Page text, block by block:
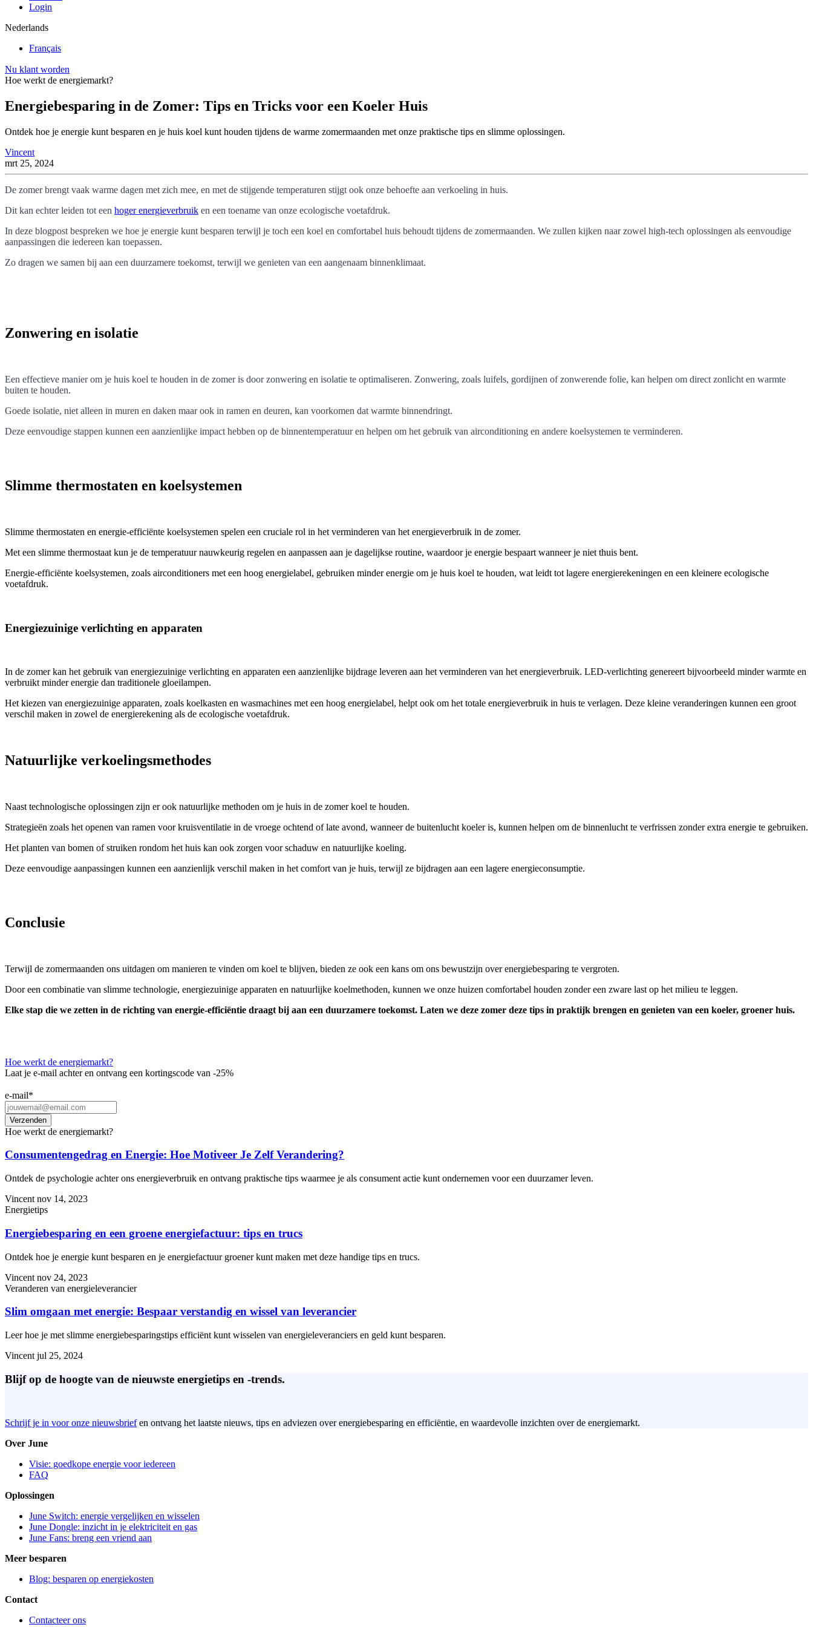
Login
Nederlands
Français
Nu klant worden
Hoe werkt de energiemarkt?
Energiebesparing in de Zomer: Tips en Tricks voor een Koeler Huis
Ontdek hoe je energie kunt besparen en je huis koel kunt houden tijdens de warme zomermaanden met onze praktische tips en slimme oplossingen.
Vincent
mrt 25, 2024
De zomer brengt vaak warme dagen met zich mee, en met de stijgende temperaturen stijgt ook onze behoefte aan verkoeling in huis.
Dit kan echter leiden tot een hoger energieverbruik en een toename van onze ecologische voetafdruk.
In deze blogpost bespreken we hoe je energie kunt besparen terwijl je toch een koel en comfortabel huis behoudt tijdens de zomermaanden. We zullen kijken naar zowel high-tech oplossingen als eenvoudige
aanpassingen die iedereen kan toepassen.
Zo dragen we samen bij aan een duurzamere toekomst, terwijl we genieten van een aangenaam binnenklimaat.
Zonwering en isolatie
Een effectieve manier om je huis koel te houden in de zomer is door zonwering en isolatie te optimaliseren. Zonwering, zoals luifels, gordijnen of zonwerende folie, kan helpen om direct zonlicht en warmte
buiten te houden.
Goede isolatie, niet alleen in muren en daken maar ook in ramen en deuren, kan voorkomen dat warmte binnendringt.
Deze eenvoudige stappen kunnen een aanzienlijke impact hebben op de binnentemperatuur en helpen om het gebruik van airconditioning en andere koelsystemen te verminderen.
Slimme thermostaten en koelsystemen
Slimme thermostaten en energie-efficiënte koelsystemen spelen een cruciale rol in het verminderen van het energieverbruik in de zomer.
Met een slimme thermostaat kun je de temperatuur nauwkeurig regelen en aanpassen aan je dagelijkse routine, waardoor je energie bespaart wanneer je niet thuis bent.
Energie-efficiënte koelsystemen, zoals airconditioners met een hoog energielabel, gebruiken minder energie om je huis koel te houden, wat leidt tot lagere energierekeningen en een kleinere ecologische
voetafdruk.
Energiezuinige verlichting en apparaten
In de zomer kan het gebruik van energiezuinige verlichting en apparaten een aanzienlijke bijdrage leveren aan het verminderen van het energieverbruik. LED-verlichting genereert bijvoorbeeld minder warmte en
verbruikt minder energie dan traditionele gloeilampen.
Het kiezen van energiezuinige apparaten, zoals koelkasten en wasmachines met een hoog energielabel, helpt ook om het totale energieverbruik in huis te verlagen. Deze kleine veranderingen kunnen een groot
verschil maken in zowel de energierekening als de ecologische voetafdruk.
Natuurlijke verkoelingsmethodes
Naast technologische oplossingen zijn er ook natuurlijke methoden om je huis in de zomer koel te houden.
Strategieën zoals het openen van ramen voor kruisventilatie in de vroege ochtend of late avond, wanneer de buitenlucht koeler is, kunnen helpen om de binnenlucht te verfrissen zonder extra energie te gebruiken.
Het planten van bomen of struiken rondom het huis kan ook zorgen voor schaduw en natuurlijke koeling.
Deze eenvoudige aanpassingen kunnen een aanzienlijk verschil maken in het comfort van je huis, terwijl ze bijdragen aan een lagere energieconsumptie.
Conclusie
Terwijl de zomermaanden ons uitdagen om manieren te vinden om koel te blijven, bieden ze ook een kans om ons bewustzijn over energiebesparing te vergroten.
Door een combinatie van slimme technologie, energiezuinige apparaten en natuurlijke koelmethoden, kunnen we onze huizen comfortabel houden zonder een zware last op het milieu te leggen.
Elke stap die we zetten in de richting van energie-efficiëntie draagt bij aan een duurzamere toekomst. Laten we deze zomer deze tips in praktijk brengen en genieten van een koeler, groener huis.
Hoe werkt de energiemarkt?
Laat je e-mail achter en ontvang een kortingscode van -25%
e-mail*
Hoe werkt de energiemarkt?
Consumentengedrag en Energie: Hoe Motiveer Je Zelf Verandering?
Ontdek de psychologie achter ons energieverbruik en ontvang praktische tips waarmee je als consument actie kunt ondernemen voor een duurzamer leven.
Vincent nov 14, 2023
Energietips
Energiebesparing en een groene energiefactuur: tips en trucs
Ontdek hoe je energie kunt besparen en je energiefactuur groener kunt maken met deze handige tips en trucs.
Vincent nov 24, 2023
Veranderen van energieleverancier
Slim omgaan met energie: Bespaar verstandig en wissel van leverancier
Leer hoe je met slimme energiebesparingstips efficiënt kunt wisselen van energieleveranciers en geld kunt besparen.
Vincent jul 25, 2024
Blijf op de hoogte van de nieuwste energietips en -trends.
Schrijf je in voor onze nieuwsbriefen ontvang het laatste nieuws, tips en adviezen over energiebesparing en efficiëntie, en waardevolle inzichten over de energiemarkt.
Over June
Visie: goedkope energie voor iedereen
FAQ
Oplossingen
June Switch: energie vergelijken en wisselen
June Dongle: inzicht in je elektriciteit en gas
June Fans: breng een vriend aan
Meer besparen
Blog: besparen op energiekosten
Contact
Contacteer ons